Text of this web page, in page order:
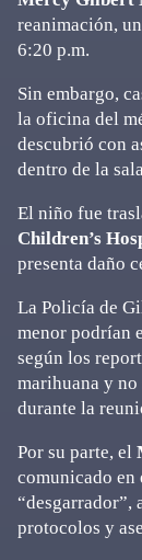
reanimación,
6:20 p.m.
Sin embargo,
la oficina del
descubrió con
dentro de la
El niño fue
Children’s
presenta daño
La Policía de
menor podrían
según los
marihuana y
durante la
Por su parte, el
comunicado
“desgarrador”,
protocolos y